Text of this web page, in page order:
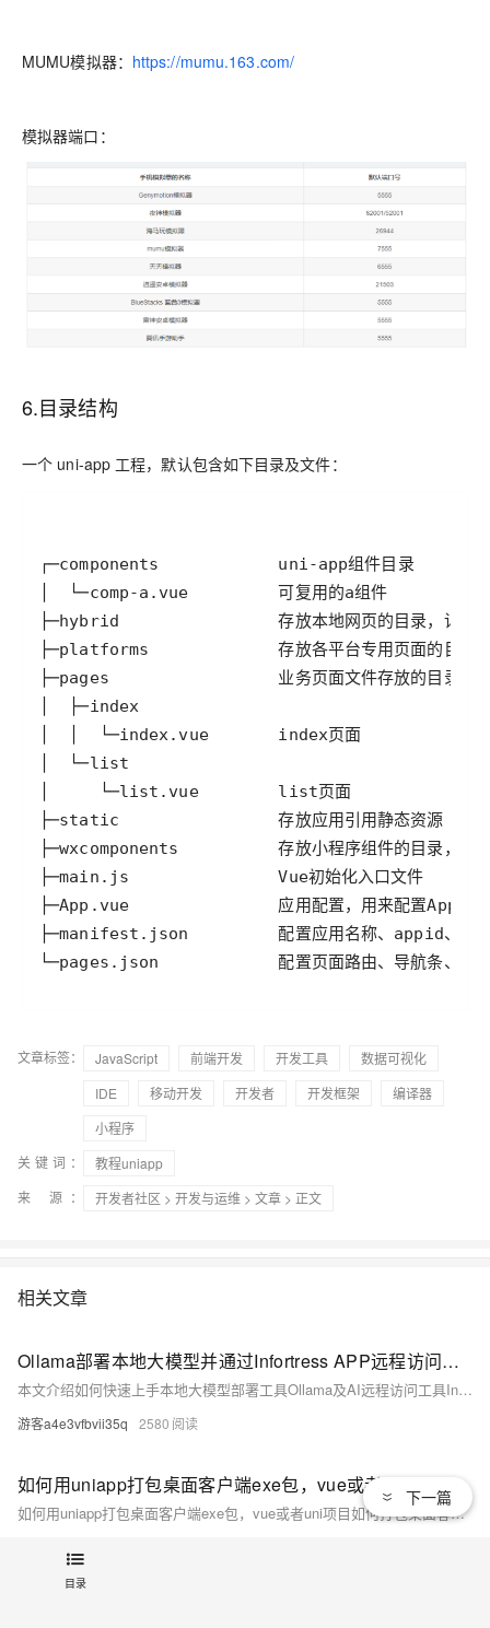
MUMU模拟器： https://mumu.163.com/
模拟器端口：
6.目录结构
一个 uni-app 工程，默认包含如下目录及文件：
文章标签： JavaScript 前端开发 开发工具
数据可视化
IDE
移动开发 开发者 开发框架
编译器
小程序
关键词：
教程uniapp
来 源：
开发者社区 > 开发与运维 > 文章 > 正文
目录
相关文章
Ollama部署本地大模型并通过Infortress APP远程访问保姆级教程
本文介绍如何快速上手本地大模型部署工具Ollama及AI远程访问工具Infortress。通过Ollama，开发者可轻松部署如Llama、Deepseek等主流开源模型，仅需几行命令即可完成安装与运行。结合Infortress，用户能实现对本地大模型的远程访问，支持多设备无缝对接，同时提供便捷的模型切换与知识库管理功能。Infortress更兼具NAS软件特性，成为个人AI数据中心的理想选择。
游客a4e3vfbvii35q 2580
如何用uniapp打包桌面客户端exe包，vue或者uni项目如何打包桌面客户端之electron开发-优雅草央千澈以开源蜻蜓AI工具为例子演示完整教程-开源代码附上
下一篇